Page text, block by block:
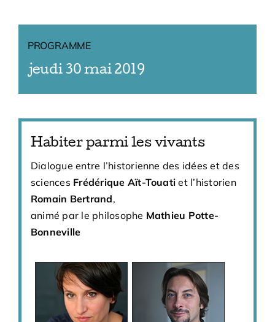
PROGRAMME
jeudi 30 mai 2019
Habiter parmi les vivants
Dialogue entre l’historienne des idées et des
sciences Frédérique Aït-Touati et l’historien
Romain Bertrand,
animé par le philosophe Mathieu Potte-
Bonneville